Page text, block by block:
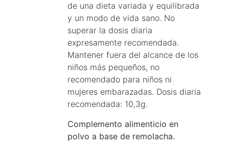
de una dieta variada y equilibrada
y un modo de vida sano. No
superar la dosis diaria
expresamente recomendada.
Mantener fuera del alcance de los
niños más pequeños, no
recomendado para niños ni
mujeres embarazadas. Dosis diaria
recomendada: 10,3g.
Complemento alimenticio en
polvo a base de remolacha.